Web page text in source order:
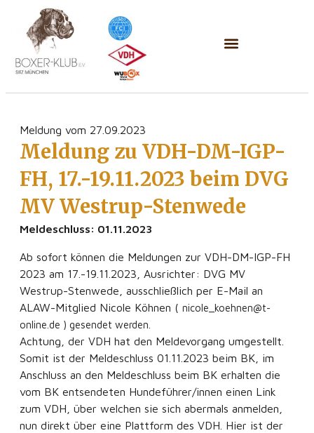
Meldung vom 27.09.2023
Meldung zu VDH-DM-IGP-
FH, 17.-19.11.2023 beim DVG
MV Westrup-Stenwede
Meldeschluss: 01.11.2023
Ab sofort können die Meldungen zur VDH-DM-IGP-FH
2023 am 17.-19.11.2023, Ausrichter: DVG MV
Westrup-Stenwede, ausschließlich per E-Mail an
ALAW-Mitglied Nicole Köhnen ( nicole_koehnen@t-
online.de ) gesendet werden.
Achtung, der VDH hat den Meldevorgang umgestellt.
Somit ist der Meldeschluss 01.11.2023 beim BK, im
Anschluss an den Meldeschluss beim BK erhalten die
vom BK entsendeten Hundeführer/innen einen Link
zum VDH, über welchen sie sich abermals anmelden,
nun direkt über eine Plattform des VDH. Hier ist der